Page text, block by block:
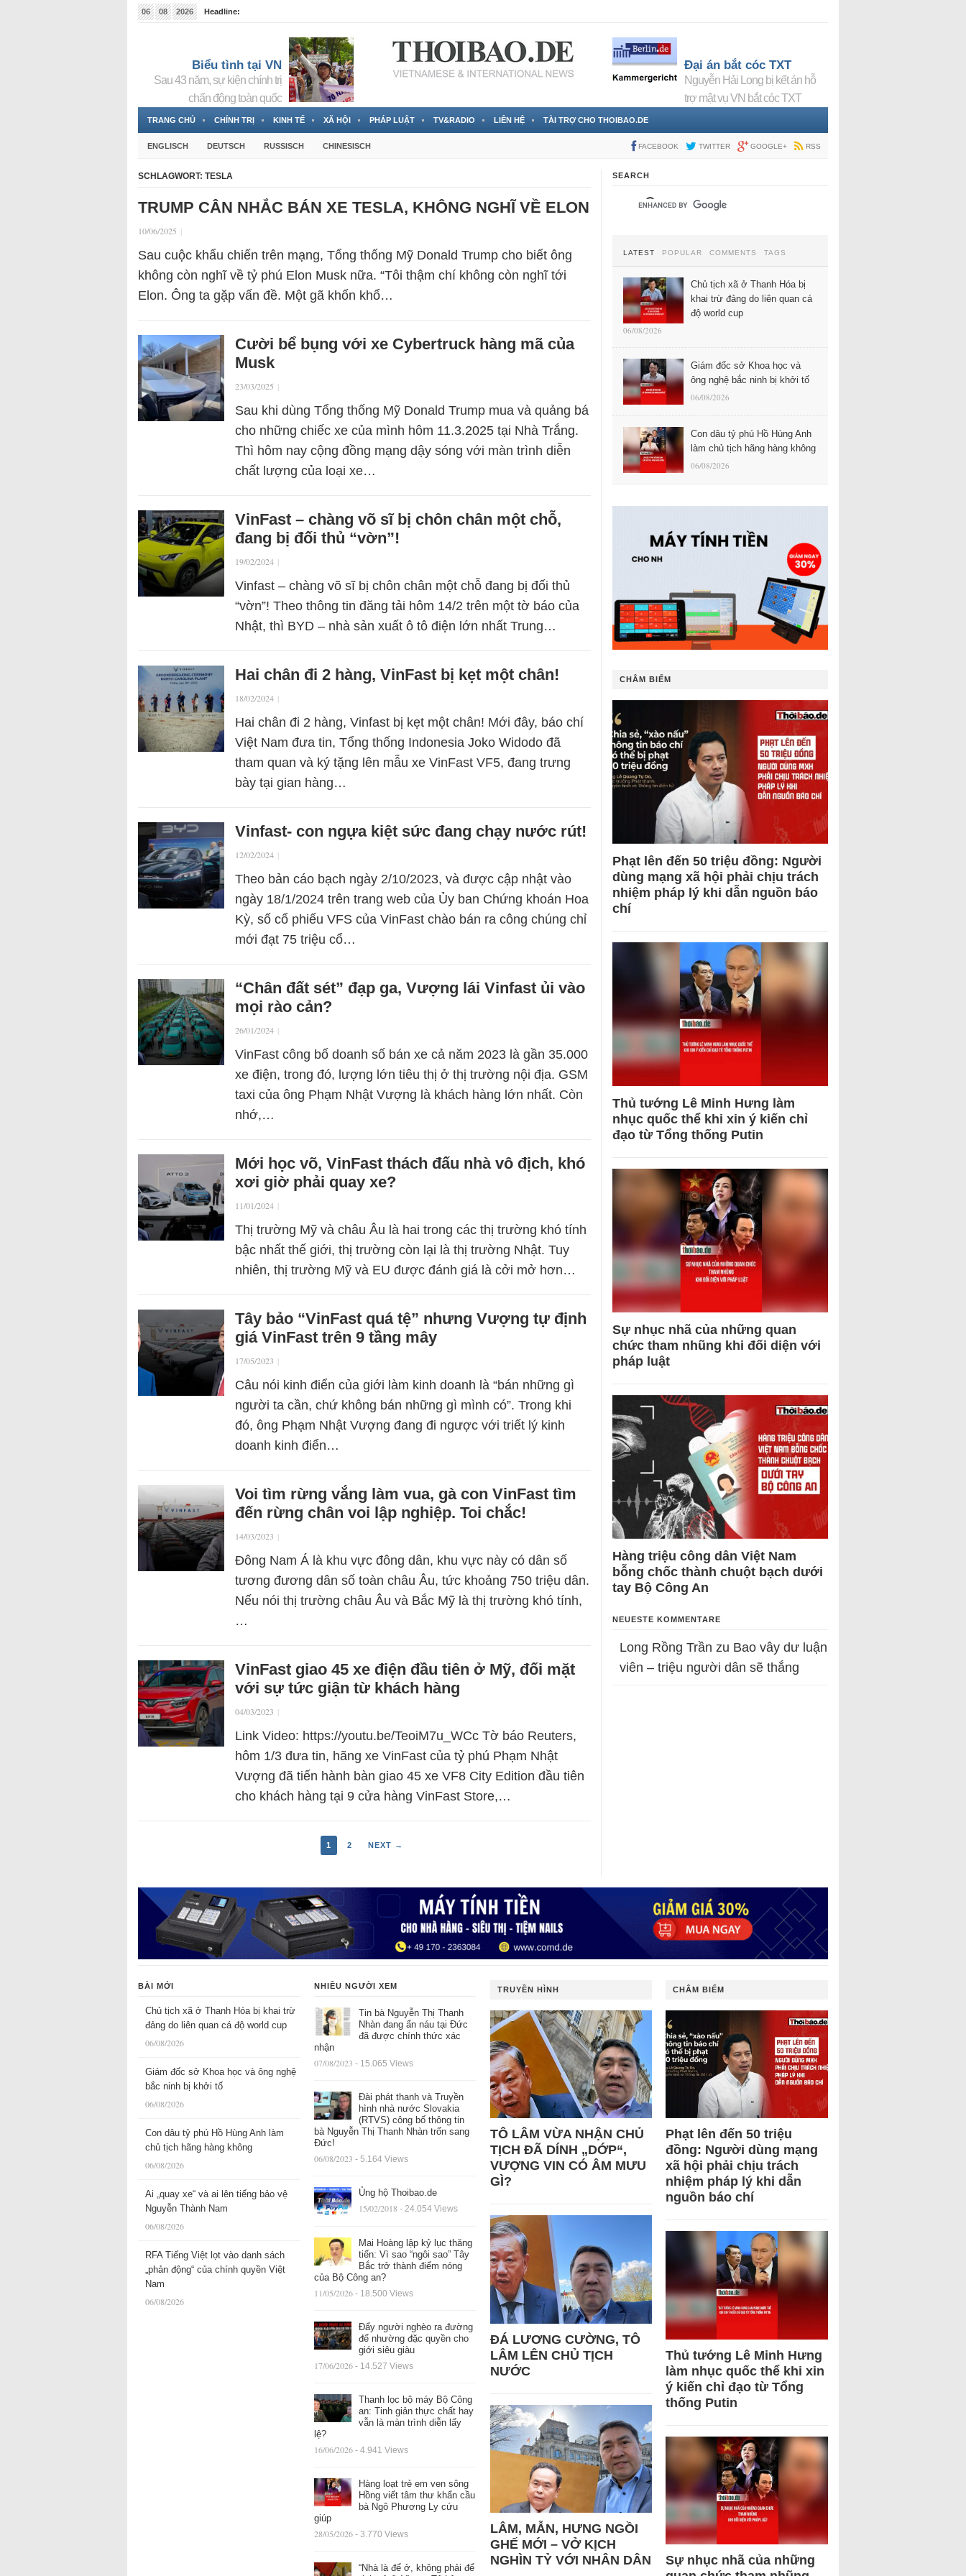
06 08 2026
Headline:
Biểu tình tại VN
Sau 43 năm, sự kiện chính trị
chấn động toàn quốc
Đại án bắt cóc TXT
Nguyễn Hải Long bị kết án hỗ
trợ mật vụ VN bắt cóc TXT
TRANG CHỦ CHÍNH TRỊ KINH TẾ XÃ HỘI PHÁP LUẬT TV&RADIO LIÊN HỆ TÀI TRỢ CHO THOIBAO.DE
ENGLISCH DEUTSCH RUSSISCH CHINESISCH FACEBOOK TWITTER GOOGLE+ RSS
SCHLAGWORT: TESLA
TRUMP CÂN NHẮC BÁN XE TESLA, KHÔNG NGHĨ VỀ ELON
10/06/2025 |
Sau cuộc khẩu chiến trên mạng, Tổng thống Mỹ Donald Trump cho biết ông
không còn nghĩ về tỷ phú Elon Musk nữa. “Tôi thậm chí không còn nghĩ tới
Elon. Ông ta gặp vấn đề. Một gã khốn khổ…
Cười bể bụng với xe Cybertruck hàng mã của
Musk
23/03/2025 |
Sau khi dùng Tổng thống Mỹ Donald Trump mua và quảng bá
cho những chiếc xe của mình hôm 11.3.2025 tại Nhà Trắng.
Thì hôm nay cộng đồng mạng dậy sóng với màn trình diễn
chất lượng của loại xe…
VinFast – chàng võ sĩ bị chôn chân một chỗ,
đang bị đối thủ “vờn”!
19/02/2024 |
Vinfast – chàng võ sĩ bị chôn chân một chỗ đang bị đối thủ
“vờn”! Theo thông tin đăng tải hôm 14/2 trên một tờ báo của
Nhật, thì BYD – nhà sản xuất ô tô điện lớn nhất Trung…
Hai chân đi 2 hàng, VinFast bị kẹt một chân!
18/02/2024 |
Hai chân đi 2 hàng, Vinfast bị kẹt một chân! Mới đây, báo chí
Việt Nam đưa tin, Tổng thống Indonesia Joko Widodo đã
tham quan và ký tặng lên mẫu xe VinFast VF5, đang trưng
bày tại gian hàng…
Vinfast- con ngựa kiệt sức đang chạy nước rút!
12/02/2024 |
Theo bản cáo bạch ngày 2/10/2023, và được cập nhật vào
ngày 18/1/2024 trên trang web của Ủy ban Chứng khoán Hoa
Kỳ, số cổ phiếu VFS của VinFast chào bán ra công chúng chỉ
mới đạt 75 triệu cổ…
“Chân đất sét” đạp ga, Vượng lái Vinfast ủi vào
mọi rào cản?
26/01/2024 |
VinFast công bố doanh số bán xe cả năm 2023 là gần 35.000
xe điện, trong đó, lượng lớn tiêu thị ở thị trường nội địa. GSM
taxi của ông Phạm Nhật Vượng là khách hàng lớn nhất. Còn
nhớ,…
Mới học võ, VinFast thách đấu nhà vô địch, khó
xơi giờ phải quay xe?
11/01/2024 |
Thị trường Mỹ và châu Âu là hai trong các thị trường khó tính
bậc nhất thế giới, thị trường còn lại là thị trường Nhật. Tuy
nhiên, thị trường Mỹ và EU được đánh giá là cởi mở hơn…
Tây bảo “VinFast quá tệ” nhưng Vượng tự định
giá VinFast trên 9 tầng mây
17/05/2023 |
Câu nói kinh điển của giới làm kinh doanh là “bán những gì
người ta cần, chứ không bán những gì mình có”. Trong khi
đó, ông Phạm Nhật Vượng đang đi ngược với triết lý kinh
doanh kinh điển…
Voi tìm rừng vắng làm vua, gà con VinFast tìm
đến rừng chân voi lập nghiệp. Toi chắc!
14/03/2023 |
Đông Nam Á là khu vực đông dân, khu vực này có dân số
tương đương dân số toàn châu Âu, tức khoảng 750 triệu dân.
Nếu nói thị trường châu Âu và Bắc Mỹ là thị trường khó tính,
…
VinFast giao 45 xe điện đầu tiên ở Mỹ, đối mặt
với sự tức giận từ khách hàng
04/03/2023 |
Link Video: https://youtu.be/TeoiM7u_WCc Tờ báo Reuters,
hôm 1/3 đưa tin, hãng xe VinFast của tỷ phú Phạm Nhật
Vượng đã tiến hành bàn giao 45 xe VF8 City Edition đầu tiên
cho khách hàng tại 9 cửa hàng VinFast Store,…
1 2 NEXT →
SEARCH
LATEST POPULAR COMMENTS TAGS
Chủ tịch xã ở Thanh Hóa bị
khai trừ đảng do liên quan cá
độ world cup
06/08/2026
Giám đốc sở Khoa học và
ông nghệ bắc ninh bị khởi tố
06/08/2026
Con dâu tỷ phú Hồ Hùng Anh
làm chủ tịch hãng hàng không
06/08/2026
CHÂM BIẾM
Phạt lên đến 50 triệu đồng: Người
dùng mạng xã hội phải chịu trách
nhiệm pháp lý khi dẫn nguồn báo
chí
Thủ tướng Lê Minh Hưng làm
nhục quốc thể khi xin ý kiến chỉ
đạo từ Tổng thống Putin
Sự nhục nhã của những quan
chức tham nhũng khi đối diện với
pháp luật
Hàng triệu công dân Việt Nam
bỗng chốc thành chuột bạch dưới
tay Bộ Công An
NEUESTE KOMMENTARE
Long Rồng Trần zu Bao vây dư luận
viên – triệu người dân sẽ thắng
BÀI MỚI
Chủ tịch xã ở Thanh Hóa bị khai trừ
đảng do liên quan cá độ world cup
06/08/2026
Giám đốc sở Khoa học và ông nghệ
bắc ninh bị khởi tố
06/08/2026
Con dâu tỷ phú Hồ Hùng Anh làm
chủ tịch hãng hàng không
06/08/2026
Ai „quay xe“ và ai lên tiếng bảo vệ
Nguyễn Thành Nam
06/08/2026
RFA Tiếng Việt lọt vào danh sách
„phản động“ của chính quyền Việt
Nam
06/08/2026
NHIỀU NGƯỜI XEM
Tin bà Nguyễn Thị Thanh
Nhàn đang ẩn náu tại Đức
đã được chính thức xác
nhận
07/08/2023 - 15.065 Views
Đài phát thanh và Truyền
hình nhà nước Slovakia
(RTVS) công bố thông tin
bà Nguyễn Thị Thanh Nhàn trốn sang
Đức!
06/08/2023 - 5.164 Views
Ủng hộ Thoibao.de
15/02/2018 - 24.054 Views
Mai Hoàng lập kỷ lục thăng
tiến: Vì sao “ngôi sao” Tây
Bắc trở thành điểm nóng
của Bộ Công an?
11/05/2026 - 18.500 Views
Đẩy người nghèo ra đường
để nhường đặc quyền cho
giới siêu giàu
17/06/2026 - 14.527 Views
Thanh lọc bộ máy Bộ Công
an: Tinh giản thực chất hay
vẫn là màn trình diễn lấy
lệ?
16/06/2026 - 4.941 Views
Hàng loạt trẻ em ven sông
Hồng viết tâm thư khẩn cầu
bà Ngô Phương Ly cứu
giúp
28/05/2026 - 3.770 Views
“Nhà là để ở, không phải để
TRUYỀN HÌNH
TÔ LÂM VỪA NHẬN CHỦ
TỊCH ĐÃ DÍNH „DỚP“,
VƯỢNG VIN CÓ ÂM MƯU
GÌ?
ĐÁ LƯƠNG CƯỜNG, TÔ
LÂM LÊN CHỦ TỊCH
NƯỚC
LÂM, MẪN, HƯNG NGỒI
GHẾ MỚI – VỞ KỊCH
NGHÌN TỶ VỚI NHÂN DÂN
CHÂM BIẾM
Phạt lên đến 50 triệu
đồng: Người dùng mạng
xã hội phải chịu trách
nhiệm pháp lý khi dẫn
nguồn báo chí
Thủ tướng Lê Minh Hưng
làm nhục quốc thể khi xin
ý kiến chỉ đạo từ Tổng
thống Putin
Sự nhục nhã của những